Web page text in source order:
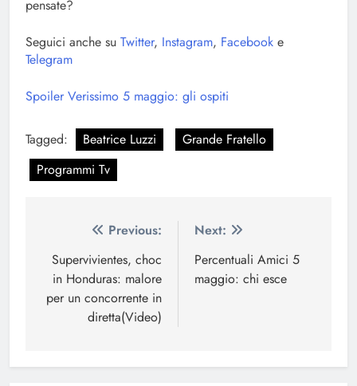
pensate?
Seguici anche su Twitter, Instagram, Facebook e
Telegram
Spoiler Verissimo 5 maggio: gli ospiti
Tagged: Beatrice Luzzi
Grande Fratello
Programmi Tv
Navigazione
articoli
Previous:
Supervivientes, choc
in Honduras: malore
per un concorrente in
diretta(Video)
Next:
Percentuali Amici 5
maggio: chi esce